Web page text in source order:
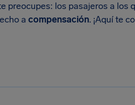
preocupes: los pasajeros a los
a compensación. ¡Aquí te